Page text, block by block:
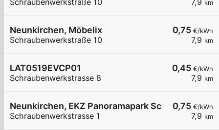
7,9 km
Schraubenwerkstraße 10
0,75 €/kWh
7,9 km
Neunkirchen, Möbelix
Schraubenwerkstraße 10
0,45 €/kWh
7,9 km
LAT0519EVCP01
Schraubenwerkstrasse 8
0,75 €/kWh
7,9 km
Neunkirchen, EKZ Panoramapark
Schraubenwerkstrasse 1